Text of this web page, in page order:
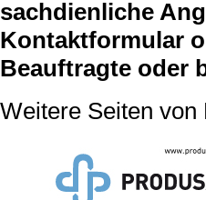
sachdienliche
Kontaktformular
Beauftragte oder
Weitere Seiten von